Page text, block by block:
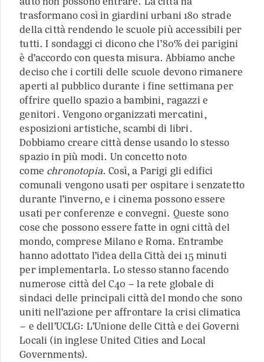
trasformano così in giardini urbani 180 strade
della città rendendo le scuole più accessibili per
tutti. I sondaggi ci dicono che l’80% dei parigini
è d’accordo con questa misura. Abbiamo anche
deciso che i cortili delle scuole devono rimanere
aperti al pubblico durante i fine settimana per
offrire quello spazio a bambini, ragazzi e
genitori. Vengono organizzati mercatini,
esposizioni artistiche, scambi di libri.
Dobbiamo creare città dense usando lo stesso
spazio in più modi. Un concetto noto
come chronotopia. Così, a Parigi gli edifici
comunali vengono usati per ospitare i senzatetto
durante l’inverno, e i cinema possono essere
usati per conferenze e convegni. Queste sono
cose che possono essere fatte in ogni città del
mondo, comprese Milano e Roma. Entrambe
hanno adottato l’idea della Città dei 15 minuti
per implementarla. Lo stesso stanno facendo
numerose città del C40 – la rete globale di
sindaci delle principali città del mondo che sono
uniti nell’azione per affrontare la crisi climatica
– e dell’UCLG: L’Unione delle Città e dei Governi
Locali (in inglese United Cities and Local
Governments).